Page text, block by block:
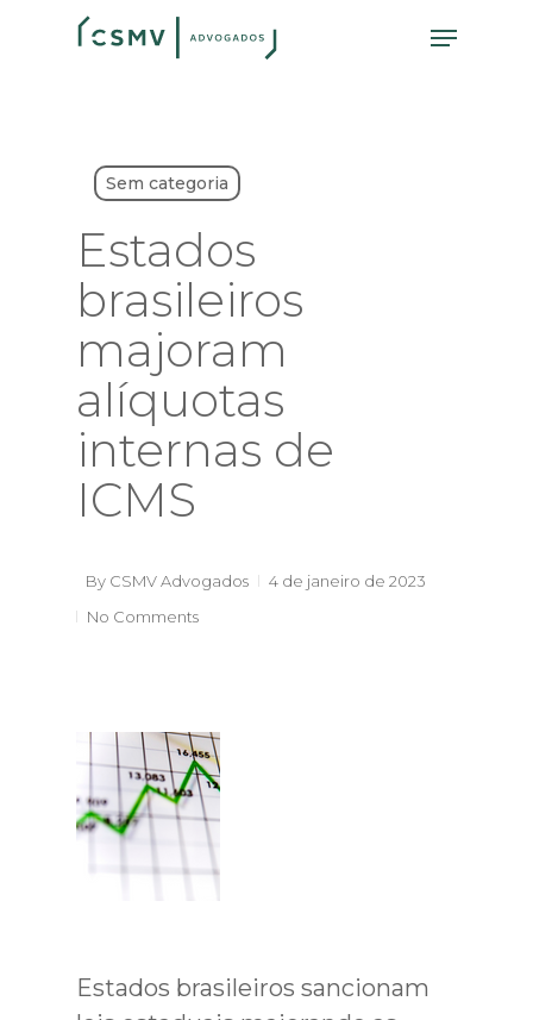
Menu
Sem categoria
Estados
brasileiros
majoram
alíquotas
internas de
ICMS
By CSMV Advogados
4 de janeiro de 2023
No Comments
Estados brasileiros sancionam